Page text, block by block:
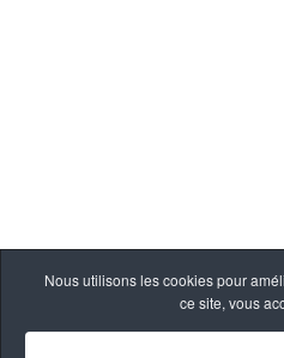
Nous utilisons les cookies pour
ce site, vous